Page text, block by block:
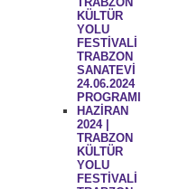
KÜLTÜR
YOLU
FESTİVALİ
TRABZON
SANATEVİ
24.06.2024
PROGRAMI
HAZİRAN
2024 |
TRABZON
KÜLTÜR
YOLU
FESTİVALİ